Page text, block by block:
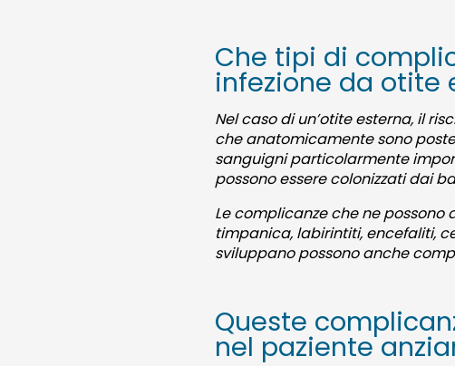
Che tipi di
infezione da otite
Nel caso di un’otite esterna, il
che anatomicamente sono
sanguigni particolarmente
possono essere colonizzati dai
Le complicanze che ne
timpanica, labirintiti, encefaliti,
sviluppano possono anche
Queste
nel paziente